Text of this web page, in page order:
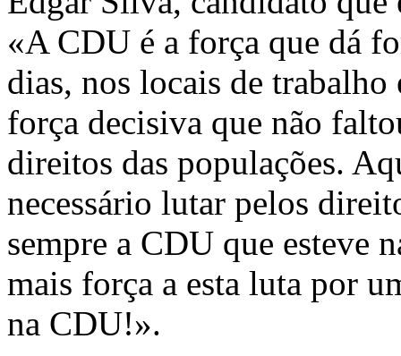
«A CDU é a força que dá
dias, nos lo­cais de
força decisiva que não
direitos das populações.
necessário lutar pelos
sempre a CDU que esteve
mais força a esta luta por
na CDU!».